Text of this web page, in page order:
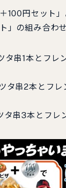
100円セット
」の組み合わ
タ串1本とフ
タ串2本とフ
タ串3本とフレ